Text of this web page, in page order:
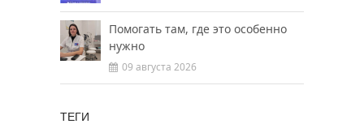
Помогать там, где это особенно
нужно
09 августа 2026
ТЕГИ